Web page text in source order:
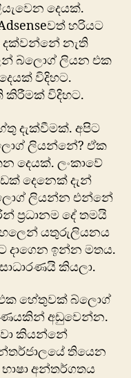
දෙයක්.
හරියට
දක්වන්නේ නැති
බ්ලොග් ලියන එක
විදිහට.
කිරීමක් විදිහට.
දැක්වීමක්. අපිට
ලියන්නේ? ඒක
දෙයක්. ලංකාවේ
දෙනෙක් දැන්
ලියන්න එන්නේ
ප්‍රධානම දේ තමයි
යතුරුලියනය
දාගෙන ඉන්න මතය.
කියලා.
හේතුවක් බ්ලොග්
අඩුවෙන්න.
කියන්නේ
තියෙන
අන්තර්ගතය